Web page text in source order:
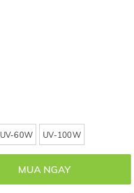
UV-60W UV-100W
MUA NGAY